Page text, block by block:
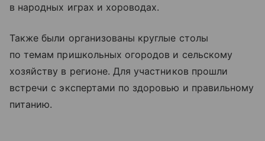
в народных играх и хороводах.
Также были организованы круглые столы
по темам пришкольных огородов и сельскому
хозяйству в регионе. Для участников прошли
встречи с экспертами по здоровью и правильному
питанию.